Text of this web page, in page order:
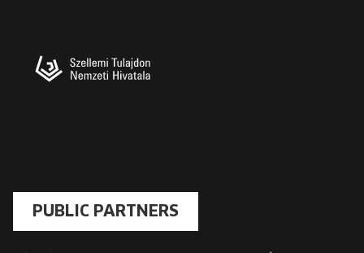
PUBLIC PARTNERS